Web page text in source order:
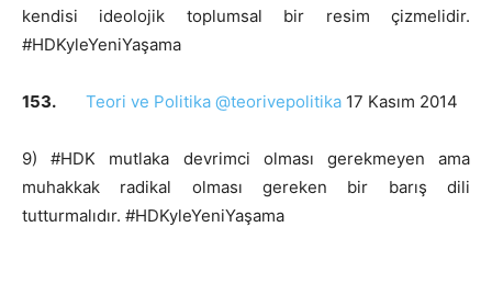
kendisi ideolojik toplumsal bir resim çizmelidir.
#HDKyleYeniYaşama
153. Teori ve Politika @teorivepolitika 17 Kasım 2014
9) #HDK mutlaka devrimci olması gerekmeyen ama
muhakkak radikal olması gereken bir barış dili
tutturmalıdır. #HDKyleYeniYaşama